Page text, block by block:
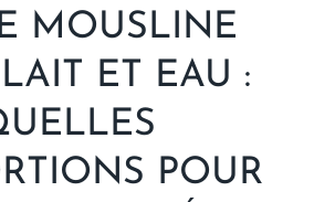
MOUSLINE
ET EAU :
POUR